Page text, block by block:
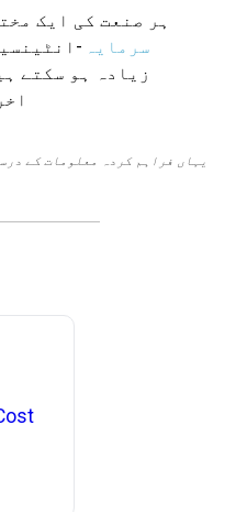
ہر صنعت کی ایک
سرمایہ -
زیادہ ہو سکتے
یہاں فراہم کردہ معلومات کے